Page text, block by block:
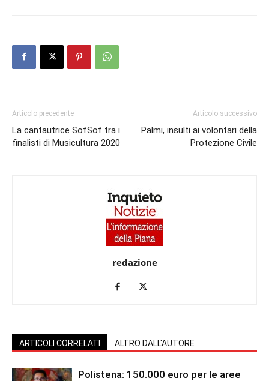
Articolo precedente
La cantautrice SofSof tra i
finalisti di Musicultura 2020
Articolo successivo
Palmi, insulti ai volontari della
Protezione Civile
redazione
ARTICOLI CORRELATI ALTRO DALL'AUTORE
Polistena: 150.000 euro per le aree